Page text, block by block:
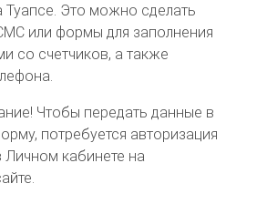
Туапсе. Это можно сделать
или формы для заполнения
со счетчиков, а также
Чтобы передать данные в
потребуется авторизация
Личном кабинете на